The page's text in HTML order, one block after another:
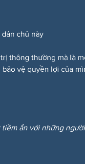
chủ này
thông thường mà là
vệ quyền lợi của
ẩn với những